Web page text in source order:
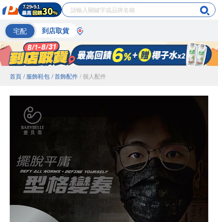
宅配 到店取貨
首頁 / 服飾鞋包 / 首飾配件 / 個人配件